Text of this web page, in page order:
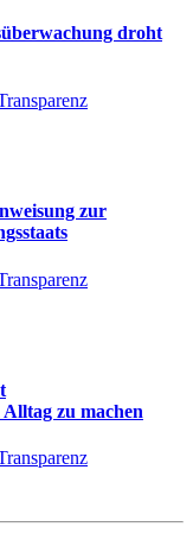
droht
zur
zu machen